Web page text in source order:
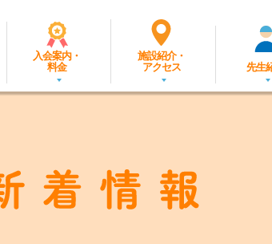
入会案内・
料金
施設紹介・
アクセス
先生